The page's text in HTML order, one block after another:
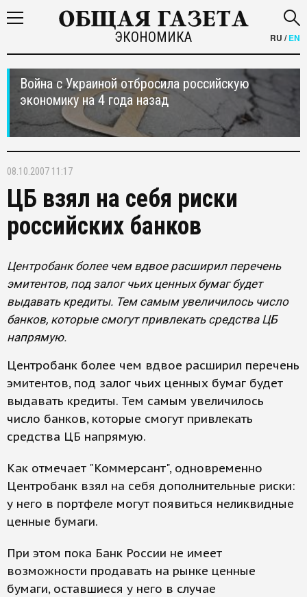
ЭКОНОМИКА RU /EN
Война с Украиной отбросила российскую
экономику на 4 года назад
08.10.2007 11:17
ЦБ взял на себя риски
российских банков
Центробанк более чем вдвое расширил перечень
эмитентов, под залог чьих ценных бумаг будет
выдавать кредиты. Тем самым увеличилось число
банков, которые смогут привлекать средства ЦБ
напрямую.
Центробанк более чем вдвое расширил перечень
эмитентов, под залог чьих ценных бумаг будет
выдавать кредиты. Тем самым увеличилось
число банков, которые смогут привлекать
средства ЦБ напрямую.
Как отмечает "Коммерсант", одновременно
Центробанк взял на себя дополнительные риски:
у него в портфеле могут появиться неликвидные
ценные бумаги.
При этом пока Банк России не имеет
возможности продавать на рынке ценные
бумаги, оставшиеся у него в случае